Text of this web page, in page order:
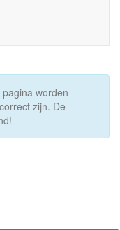
worden
zijn. De